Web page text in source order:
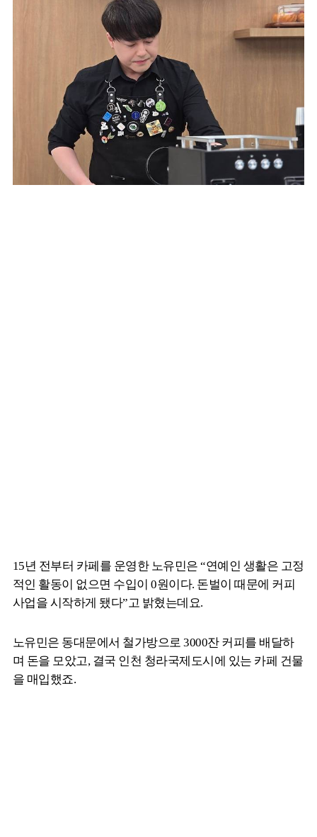
15년 전부터 카페를 운영한 노유민은 “연예인 생활은 고정
적인 활동이 없으면 수입이 0원이다. 돈벌이 때문에 커피
사업을 시작하게 됐다”고 밝혔는데요.
노유민은 동대문에서 철가방으로 3000잔 커피를 배달하
며 돈을 모았고, 결국 인천 청라국제도시에 있는 카페 건물
을 매입했죠.